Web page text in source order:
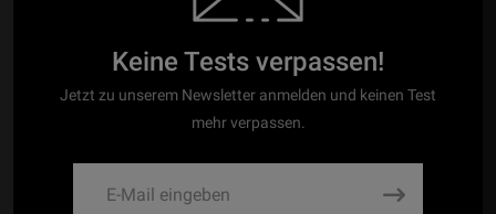
Keine Tests verpassen!
Jetzt zu unserem Newsletter anmelden und keinen Test
mehr verpassen.